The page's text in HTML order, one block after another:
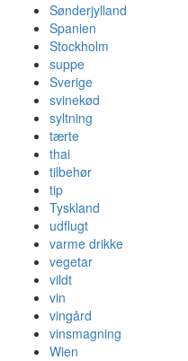
Sønderjylland
Spanien
Stockholm
suppe
Sverige
svinekød
syltning
tærte
thai
tilbehør
tip
Tyskland
udflugt
varme drikke
vegetar
vildt
vin
vingård
vinsmagning
Wien